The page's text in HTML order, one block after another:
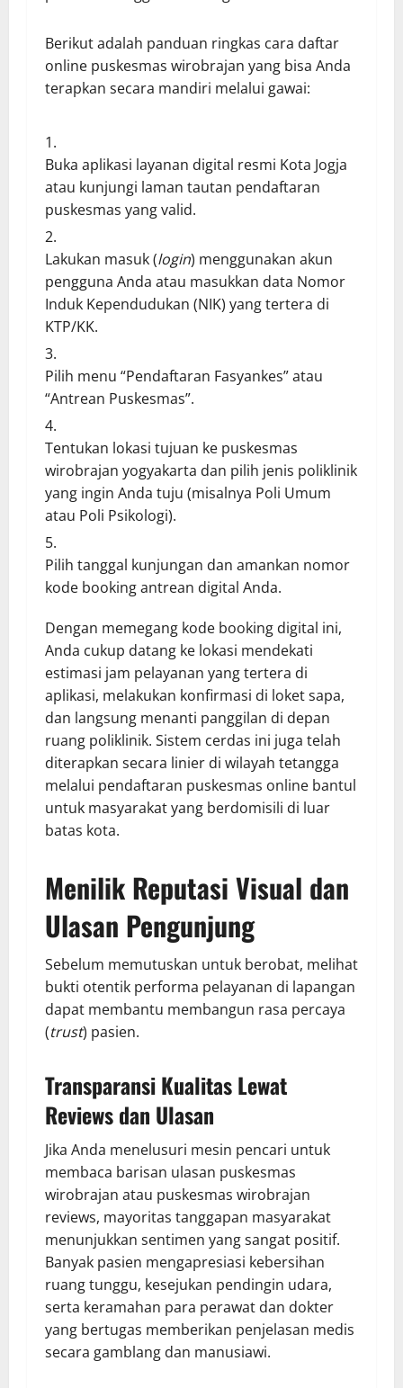
Berikut adalah panduan ringkas cara daftar
online puskesmas wirobrajan yang bisa Anda
terapkan secara mandiri melalui gawai:
Buka aplikasi layanan digital resmi Kota Jogja
atau kunjungi laman tautan pendaftaran
puskesmas yang valid.
Lakukan masuk (login) menggunakan akun
pengguna Anda atau masukkan data Nomor
Induk Kependudukan (NIK) yang tertera di
KTP/KK.
Pilih menu “Pendaftaran Fasyankes” atau
“Antrean Puskesmas”.
Tentukan lokasi tujuan ke puskesmas
wirobrajan yogyakarta dan pilih jenis poliklinik
yang ingin Anda tuju (misalnya Poli Umum
atau Poli Psikologi).
Pilih tanggal kunjungan dan amankan nomor
kode booking antrean digital Anda.
Dengan memegang kode booking digital ini,
Anda cukup datang ke lokasi mendekati
estimasi jam pelayanan yang tertera di
aplikasi, melakukan konfirmasi di loket sapa,
dan langsung menanti panggilan di depan
ruang poliklinik. Sistem cerdas ini juga telah
diterapkan secara linier di wilayah tetangga
melalui pendaftaran puskesmas online bantul
untuk masyarakat yang berdomisili di luar
batas kota.
Menilik Reputasi Visual dan
Ulasan Pengunjung
Sebelum memutuskan untuk berobat, melihat
bukti otentik performa pelayanan di lapangan
dapat membantu membangun rasa percaya
(trust) pasien.
Transparansi Kualitas Lewat
Reviews dan Ulasan
Jika Anda menelusuri mesin pencari untuk
membaca barisan ulasan puskesmas
wirobrajan atau puskesmas wirobrajan
reviews, mayoritas tanggapan masyarakat
menunjukkan sentimen yang sangat positif.
Banyak pasien mengapresiasi kebersihan
ruang tunggu, kesejukan pendingin udara,
serta keramahan para perawat dan dokter
yang bertugas memberikan penjelasan medis
secara gamblang dan manusiawi.